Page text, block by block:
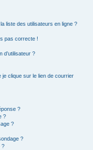
liste des utilisateurs en ligne ?
pas correcte !
d’utilisateur ?
je clique sur le lien de courrier
?
?
?
?
?